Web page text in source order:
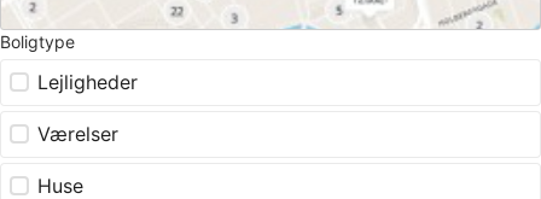
Boligtype
Lejligheder
Værelser
Huse